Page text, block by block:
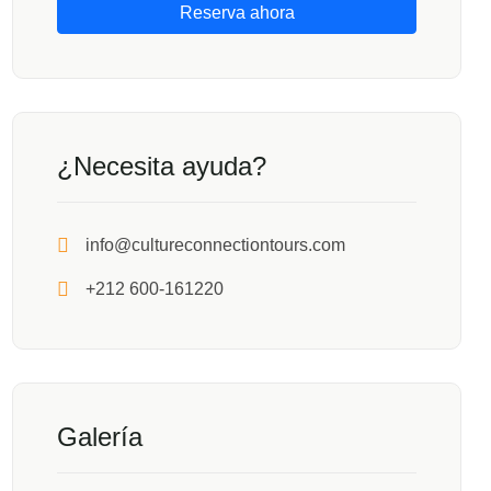
Reserva ahora
¿Necesita ayuda?
info@cultureconnectiontours.com
+212 600-161220
Galería